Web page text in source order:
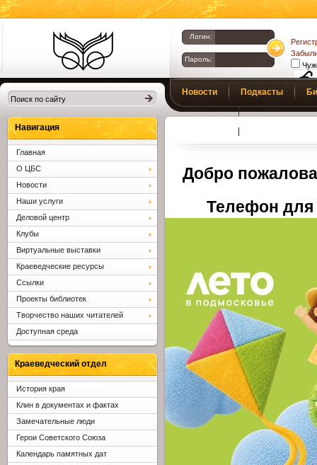
Библиотеки
Клина. Клинская
ЦБС.
Логин:
Пароль:
Новости Подкасты
Добро
Телефон для
Навигация
Главная
О ЦБС
Новости
Наши услуги
Деловой центр
Клубы
Виртуальные выставки
Краеведческие ресурсы
Ссылки
Проекты библиотек
Творчество наших читателей
Доступная среда
Краеведческий отдел
История края
Клин в документах и фактах
Замечательные люди
Герои Советского Союза
Календарь памятных дат